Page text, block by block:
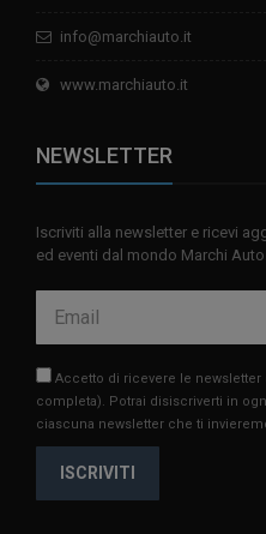
info@marchiauto.it
www.marchiauto.it
NEWSLETTER
Iscriviti alla newsletter e ricevi
ed eventi dal mondo Marchi Auto.
Accetto di ricevere le newsletter
completa). Potrai disiscriverti in
ciascuna newsletter che ti
ISCRIVITI